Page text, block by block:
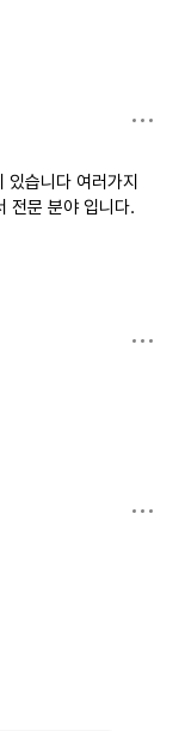
습니다 여러가지
전문 분야 입니다.